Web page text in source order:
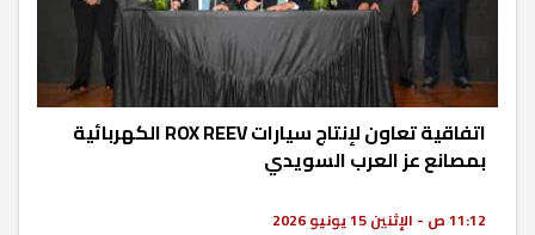
اتفاقية تعاون لإنتاج سيارات ROX REEV الكهربائية
بمصانع عز العرب السويدي
11:12 ص - الإثنين 15 يونيو 2026